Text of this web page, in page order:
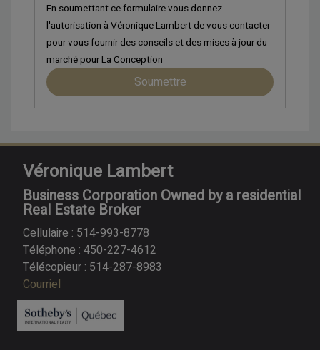
En soumettant ce formulaire vous donnez
l'autorisation à Véronique Lambert de vous contacter
pour vous fournir des conseils et des mises à jour du
marché pourLa Conception
Soumettre
Véronique Lambert
Business Corporation Owned by a residential
Real Estate Broker
Cellulaire : 514-993-8778
Téléphone : 450-227-4612
Télécopieur : 514-287-8983
Courriel